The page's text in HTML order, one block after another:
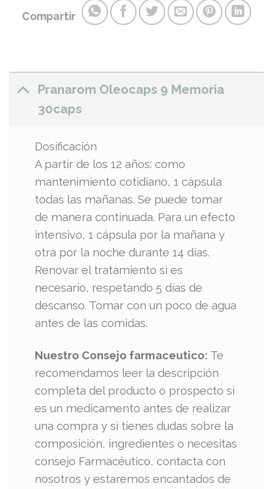
Compartir
Pranarom Oleocaps 9 Memoria
30caps
Dosificación
A partir de los 12 años: como
mantenimiento cotidiano, 1 cápsula
todas las mañanas. Se puede tomar
de manera continuada. Para un efecto
intensivo, 1 cápsula por la mañana y
otra por la noche durante 14 días.
Renovar el tratamiento si es
necesario, respetando 5 días de
descanso. Tomar con un poco de agua
antes de las comidas.
Nuestro Consejo farmaceutico: Te
recomendamos leer la descripción
completa del producto o prospecto si
es un medicamento antes de realizar
una compra y si tienes dudas sobre la
composición, ingredientes o necesitas
consejo Farmacéutico, contacta con
nosotros y estaremos encantados de